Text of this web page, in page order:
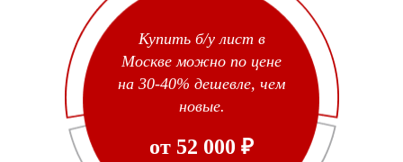
Купить б/у лист в
Москве можно по цене
на 30-40% дешевле, чем
новые.
от 52 000 ₽